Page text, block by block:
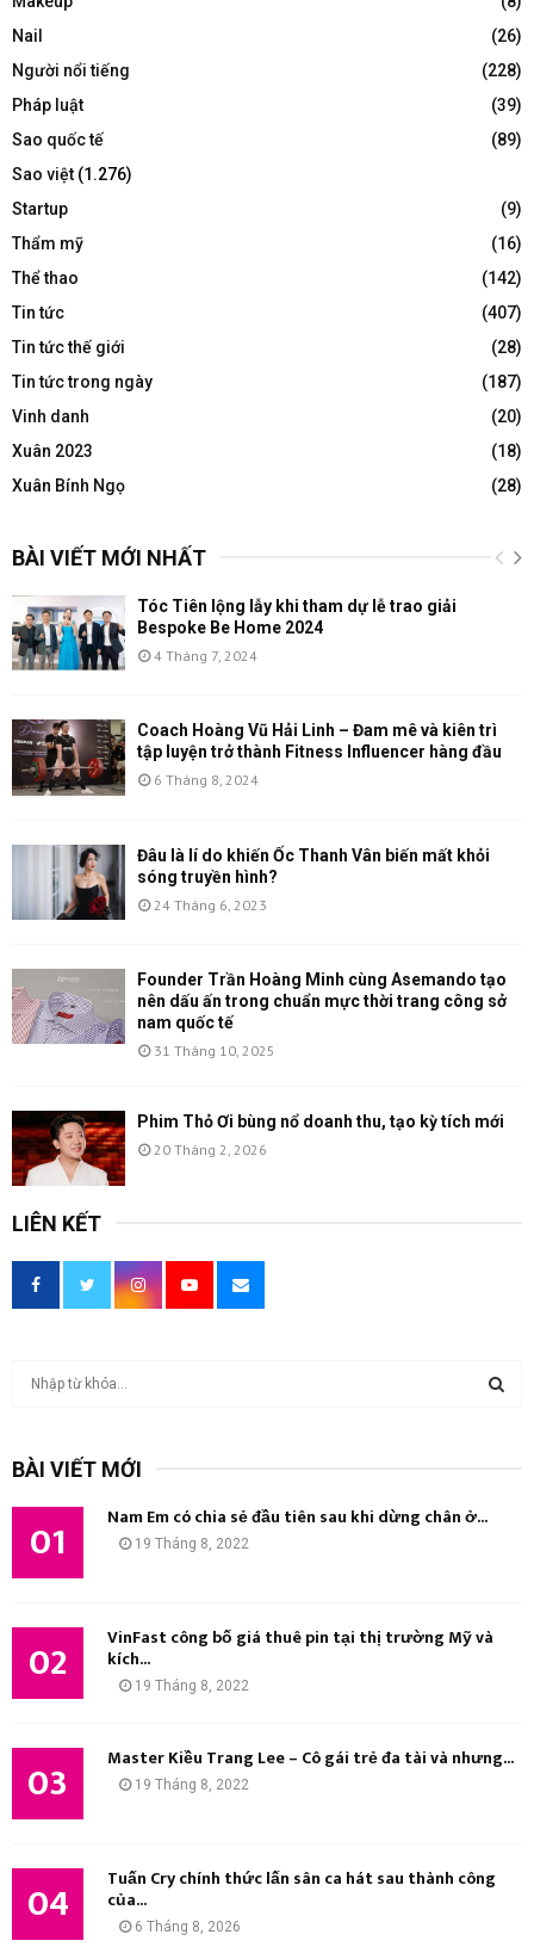
Nail
(26)
Người nổi tiếng
(228)
Pháp luật
(39)
Sao quốc tế
(89)
Sao việt (1.276)
Startup
(9)
Thẩm mỹ
(16)
Thể thao
(142)
Tin tức
(407)
Tin tức thế giới
(28)
Tin tức trong ngày
(187)
Vinh danh
(20)
Xuân 2023
(18)
Xuân Bính Ngọ
(28)
BÀI VIẾT MỚI NHẤT
Tóc Tiên lộng lẫy khi tham dự lễ trao giải
Bespoke Be Home 2024
4 Tháng 7, 2024
Coach Hoàng Vũ Hải Linh – Đam mê và kiên trì
tập luyện trở thành Fitness Influencer hàng đầu
6 Tháng 8, 2024
Đâu là lí do khiến Ốc Thanh Vân biến mất khỏi
sóng truyền hình?
24 Tháng 6, 2023
Founder Trần Hoàng Minh cùng Asemando tạo
nên dấu ấn trong chuẩn mực thời trang công sở
nam quốc tế
31 Tháng 10, 2025
Phim Thỏ Ơi bùng nổ doanh thu, tạo kỳ tích mới
20 Tháng 2, 2026
LIÊN KẾT
iBÀI VIẾT MỚI
01 Nam Em có chia sẻ đầu tiên sau khi dừng chân ở...
19 Tháng 8, 2022
02 VinFast công bố giá thuê pin tại thị trường Mỹ và
kích...
19 Tháng 8, 2022
03 Master Kiều Trang Lee – Cô gái trẻ đa tài và nhưng...
19 Tháng 8, 2022
04 Tuấn Cry chính thức lấn sân ca hát sau thành công
của...
6 Tháng 8, 2026